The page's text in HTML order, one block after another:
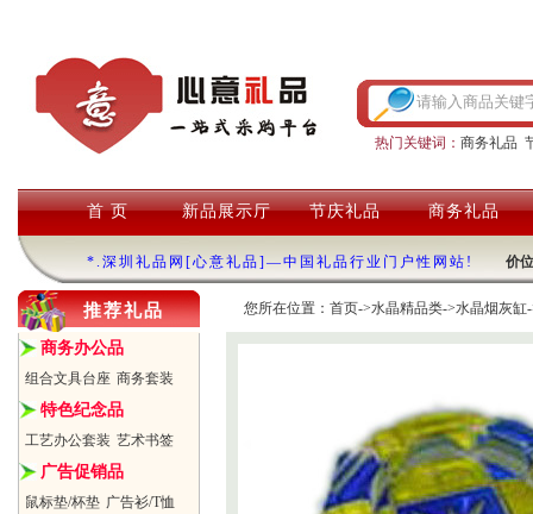
热门关键词： 商务礼品
首 页 新品展示厅 节庆礼品 商务礼品
*.深圳礼品网[心意礼品]—中国礼品行业门户性网站! 价
推荐礼品
商务办公品
组合文具台座 商务套装
特色纪念品
工艺办公套装 艺术书签
广告促销品
鼠标垫/杯垫 广告衫/T恤
您所在位置： 首页->水晶精品类->水晶烟灰缸